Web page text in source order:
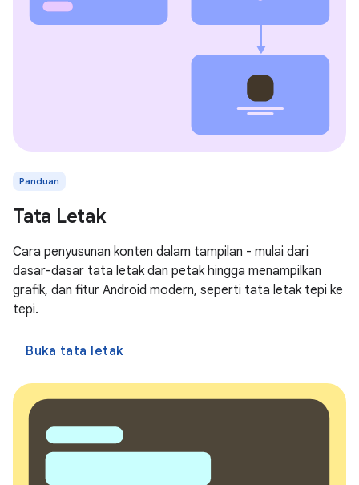
Panduan
Tata Letak
Cara penyusunan konten dalam tampilan - mulai dari
dasar-dasar tata letak dan petak hingga menampilkan
grafik, dan fitur Android modern, seperti tata letak tepi ke
tepi.
Buka tata letak